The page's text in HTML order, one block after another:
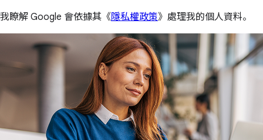
我瞭解 Google 會依據其《隱私權政策》處理我的個人資料。